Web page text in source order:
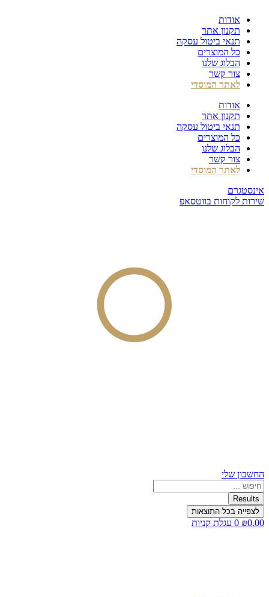
לתוכן
אודות
תקנון אתר
תנאי ביטול עסקה
כל המוצרים
הבלוג שלנו
צור קשר
לאתר המוסדי
אודות
תקנון אתר
תנאי ביטול עסקה
כל המוצרים
הבלוג שלנו
צור קשר
לאתר המוסדי
אינסטגרם
שירות לקוחות בווטסאפ
החשבון שלי
Search
...
Results
לצפייה בכל התוצאות
₪0.00
0 עגלת קניות